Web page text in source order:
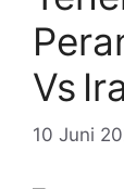
Vs
10 Juni